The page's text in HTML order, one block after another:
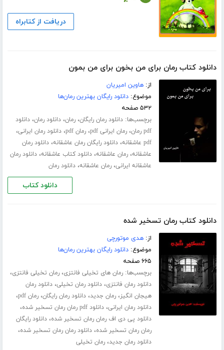
دریافت از کتابراه
دانلود کتاب رمان برای من بخون برای من بمون
از:هاوین امیریان
موضوع:دانلود رایگان بهترین رمان‌ها
۵۳۲ صفحه
برچسب‌ها:دانلود رمان رایگان،رمان،دانلود رمان،دانلود
pdf رمان
،رمان ایرانی pdf ،رمان pdf ،دانلود رمان ایرانی،
pdf عاشقانه ،دانلود رایگان رمان عاشقانه،دانلود رمان
عاشقانه،رمان عاشقانه،دانلود کتاب عاشقانه،دانلود رمان
عاشقانه ایرانی،رمان عاشقانه،دانلود رمان
دانلود کتاب
دانلود کتاب رمان تسخیر شده
از:هدی موتورچی
موضوع:دانلود رایگان بهترین رمان‌ها
۶۶۵ صفحه
برچسب‌ها:رمان های تخیلی فانتزی،رمان تخیلی فانتزی،
دانلود رمان فانتزی،دانلود رمان تخیلی،دانلود رمان
هیجان انگیز،رمان جدید،دانلود رمان رایگان،رمان pdf ،
دانلود رمان ایرانی،دانلود pdf رمان رمان تسخیر شده ،
دانلود پی دی اف رمان رمان تسخیر شده،دانلود رایگان
رمان رمان تسخیر شده،دانلود رمان رمان تسخیر شده،
دانلود رمان جدید،رمان تخیلی